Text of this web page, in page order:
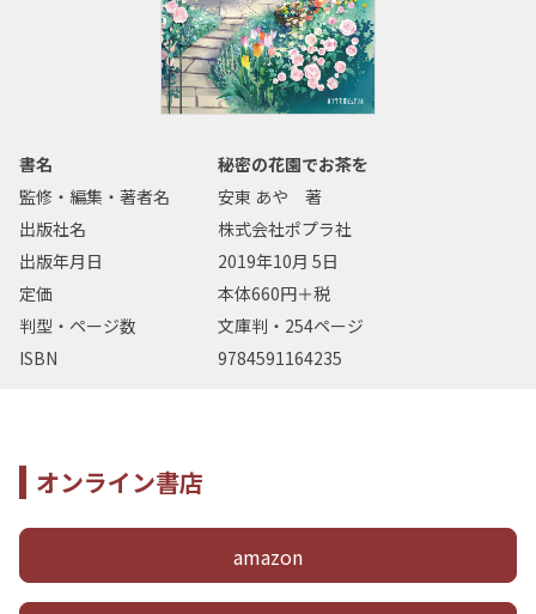
書名
秘密の花園でお茶を
監修・編集・著者名
安東 あや 著
出版社名
株式会社ポプラ社
出版年月日
2019年10月 5日
定価
本体660円＋税
判型・ページ数
文庫判・254ページ
ISBN
9784591164235
オンライン書店
amazon